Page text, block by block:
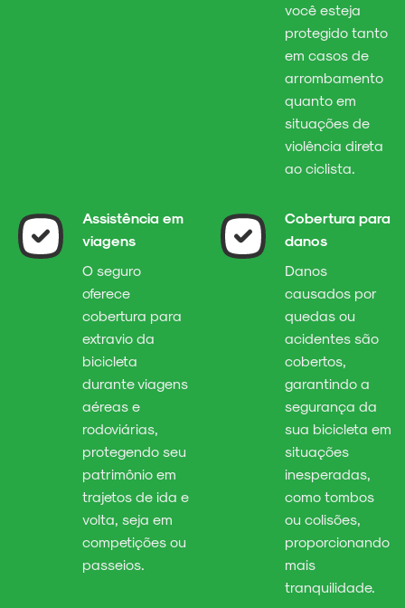
você esteja
protegido tanto
em casos de
arrombamento
quanto em
situações de
violência direta
ao ciclista.
Assistência em
viagens
O seguro
oferece
cobertura para
extravio da
bicicleta
durante viagens
aéreas e
rodoviárias,
protegendo seu
patrimônio em
trajetos de ida e
volta, seja em
competições ou
passeios.
Cobertura para
danos
Danos
causados por
quedas ou
acidentes são
cobertos,
garantindo a
segurança da
sua bicicleta em
situações
inesperadas,
como tombos
ou colisões,
proporcionando
mais
tranquilidade.